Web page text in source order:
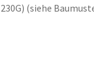
230G) (siehe